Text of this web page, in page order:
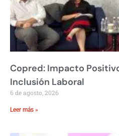
Copred: Impacto
Inclusión Laboral
6 de agosto, 2026
Leer más »